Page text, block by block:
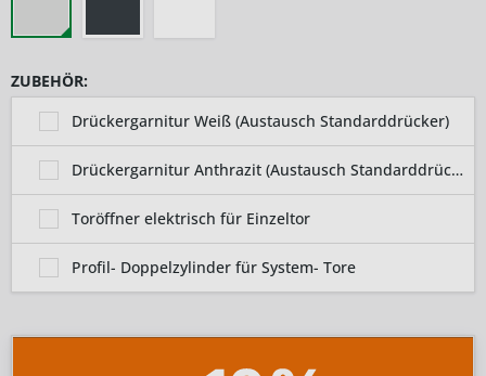
ZUBEHÖR:
Drückergarnitur Weiß (Austausch Standarddrücker)
Drückergarnitur Anthrazit (Austausch Standarddrücker)
Toröffner elektrisch für Einzeltor
Profil- Doppelzylinder für System- Tore